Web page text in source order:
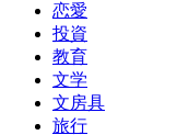
恋愛
投資
教育
文学
文房具
旅行